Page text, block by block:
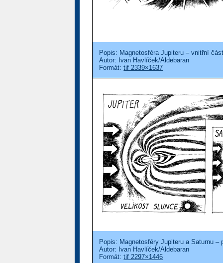
Popis: Magnetosféra Jupiteru – vnitřní
Autor: Ivan Havlíček/Aldebaran
Formát:tif 2339×1637
Popis: Magnetosféry Jupiteru a Saturnu –
Autor: Ivan Havlíček/Aldebaran
Formát:tif 2297×1446